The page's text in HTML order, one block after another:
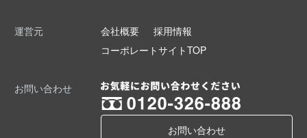
運営元 会社概要
採用情報
コーポレートサイトTOP
お問い合わせ
お問い合わせ